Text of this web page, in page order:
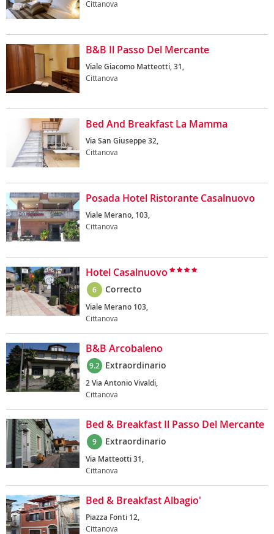
Cittanova
B&B Il Passo Del Mercante
Viale Giacomo Matteotti, 31,
Cittanova
Bed And Breakfast La Mamma
Via San Giuseppe 32,
Cittanova
Posada Hotel Ristorante Casalnuovo
Viale Merano, 103,
Cittanova
Hotel Casalnuovo
6 Correcto
Viale Merano 103,
Cittanova
B&B Arcobaleno
9.2 Extraordinario
2 Via Antonio Vivaldi,
Cittanova
Bed & Breakfast Il Passo Del Mercante
9 Extraordinario
Via Matteotti 31,
Cittanova
Bed & Breakfast Albagio'
Piazza Fonti 12,
Cittanova